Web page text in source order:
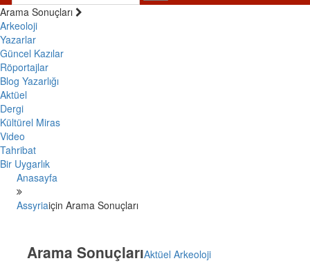
Arama Sonuçları
Arkeoloji
Yazarlar
Güncel Kazılar
Röportajlar
Blog Yazarlığı
Aktüel
Dergi
Kültürel Miras
Video
Tahribat
Bir Uygarlık
Anasayfa
Assyriaiçin Arama Sonuçları
Arama SonuçlarıAktüel Arkeoloji